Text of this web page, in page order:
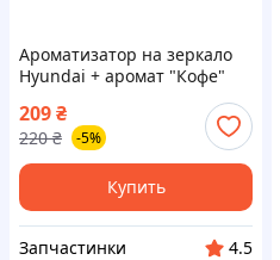
Ароматизатор на зеркало
Hyundai + аромат "Кофе"
209₴
220 ₴ -5%
Купить
Запчастинки
4.5